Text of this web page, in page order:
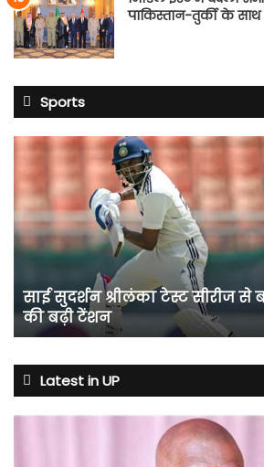
पाकिस्तान-तुर्की के साथ
Sports
साई
श्रीलंका
सीरीज
से
मैनेजमेंट
की
बढ़ी
साई सुदर्शन श्रीलंका टेस्ट सीरीज से
की बढ़ी टेंशन
Latest in UP